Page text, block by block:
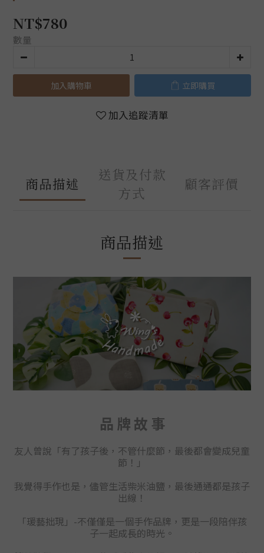
NT$780
數量
加入購物車 立即購買
加入追蹤清單
商品描述
送貨及付款
方式
顧客評價
商品描述
品 牌 故 事
友人曾說「有了孩子後，不管什麼節，最後都會變成兒童
節！」
我覺得手作也是，儘管生活柴米油鹽，最後通通都是孩子
出線！
「瑗藝拙現」-不僅僅是一個手作品牌，更是一段陪伴孩
子一起成長的時光。